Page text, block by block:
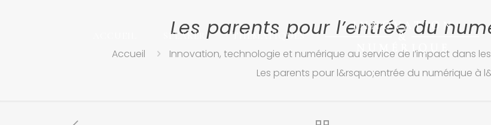
SPEAKER THEMATIQUES
Les parents pour l’entrée du
Accueil Innovation, technologie et numérique au service de l’impact dans
Les parents pour l&rsquo;entrée du numérique à